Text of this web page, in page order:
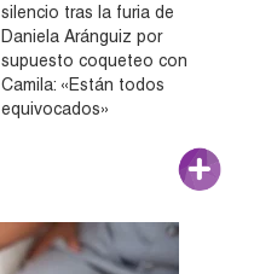
silencio tras la furia de
Daniela Aránguiz por
supuesto coqueteo con
Camila: «Están todos
equivocados»